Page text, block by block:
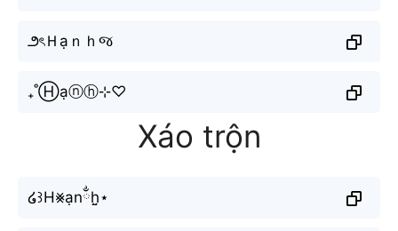
౨ৎＨạｎｈજ
₊˚Ⓗạⓝⓗ⊹♡
Xáo trộn
໒꒱H⨳ạnྂh̤̮⋆